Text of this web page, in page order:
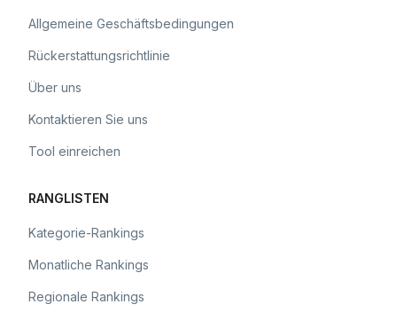
Allgemeine Geschäftsbedingungen
Rückerstattungsrichtlinie
Über uns
Kontaktieren Sie uns
Tool einreichen
RANGLISTEN
Kategorie-Rankings
Monatliche Rankings
Regionale Rankings